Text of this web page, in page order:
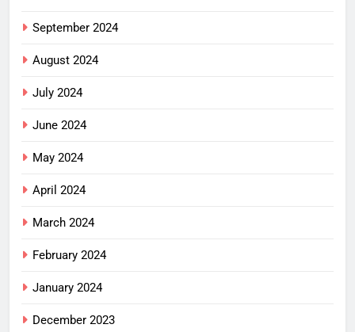
September 2024
August 2024
July 2024
June 2024
May 2024
April 2024
March 2024
February 2024
January 2024
December 2023